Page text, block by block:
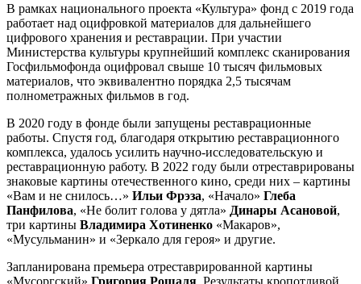
В рамках национального проекта «Культура» фонд с 2019 года
работает над оцифровкой материалов для дальнейшего
цифрового хранения и реставрации. При участии
Министерства культуры крупнейший комплекс сканирования
Госфильмофонда оцифровал свыше 10 тысяч фильмовых
материалов, что эквивалентно порядка 2,5 тысячам
полнометражных фильмов в год.
В 2020 году в фонде были запущены реставрационные
работы. Спустя год, благодаря открытию реставрационного
комплекса, удалось усилить научно-исследовательскую и
реставрационную работу. В 2022 году были отреставрированы
знаковые картины отечественного кино, среди них – картины
«Вам и не снилось…» Ильи Фрэза, «Начало» Глеба
Панфилова, «Не болит голова у дятла» Динары Асановой,
три картины Владимира Хотиненко «Макаров»,
«Мусульманин» и «Зеркало для героя» и другие.
Запланирована премьера отреставрированной картины
«Мусоргский» Григория Рошаля . Результаты кропотливой